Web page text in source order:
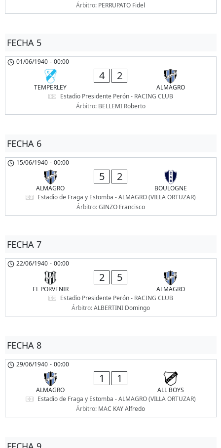
Árbitro: PERRUPATO Fidel
FECHA 5
01/06/1940 - 00:00
TEMPERLEY
4 2
ALMAGRO
Estadio Presidente Perón - RACING CLUB
Árbitro: BELLEMI Roberto
FECHA 6
15/06/1940 - 00:00
ALMAGRO
5 2
BOULOGNE
Estadio de Fraga y Estomba - ALMAGRO (VILLA ORTUZAR)
Árbitro:GINZO Francisco
FECHA 7
22/06/1940 - 00:00
EL PORVENIR
2 5
ALMAGRO
Estadio Presidente Perón - RACING CLUB
Árbitro:ALBERTINI Domingo
FECHA 8
29/06/1940 - 00:00
ALMAGRO
1 1
ALL BOYS
Estadio de Fraga y Estomba - ALMAGRO (VILLA ORTUZAR)
Árbitro: MAC KAY Alfredo